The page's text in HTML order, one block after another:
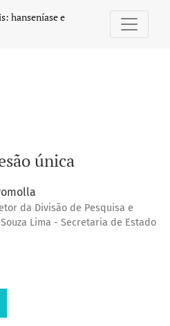
hanseníase e
única
da Divisão de Pesquisa e
Lima - Secretaria de Estado